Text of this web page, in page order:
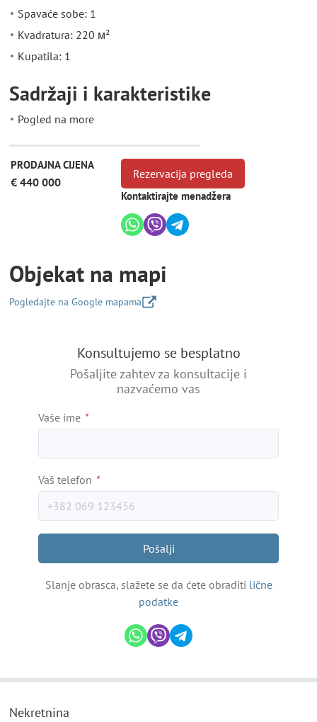
Spavaće sobe: 1
Kvadratura: 220 м²
Kupatila: 1
Sadržaji i karakteristike
Pogled na more
PRODAJNA CIJENA
€ 440 000
Rezervacija pregleda
Kontaktirajte menadžera
Objekat na mapi
Pogledajte na Google mapama
Konsultujemo se besplatno
Pošaljite zahtev za konsultacije i
nazvaćemo vas
Vaše ime *
Vaš telefon *
Pošalji
Slanje obrasca, slažete se da ćete obraditi lične
podatke
Nekretnina